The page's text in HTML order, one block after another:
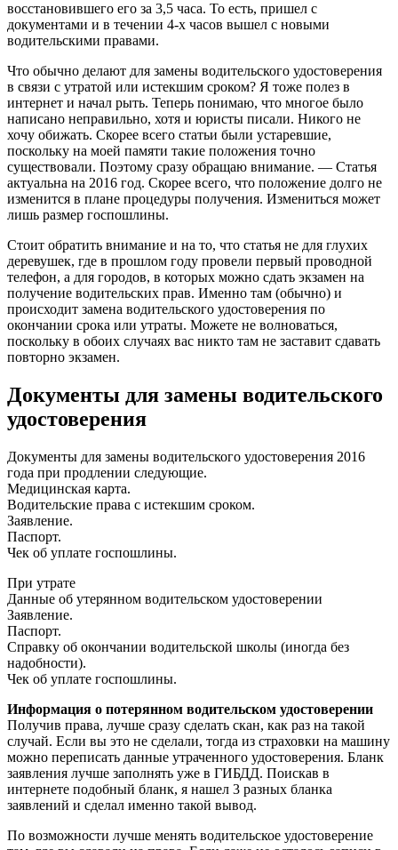
восстановившего его за 3,5 часа. То есть, пришел с
документами и в течении 4-х часов вышел с новыми
водительскими правами.
Что обычно делают для замены водительского удостоверения
в связи с утратой или истекшим сроком? Я тоже полез в
интернет и начал рыть. Теперь понимаю, что многое было
написано неправильно, хотя и юристы писали. Никого не
хочу обижать. Скорее всего статьи были устаревшие,
поскольку на моей памяти такие положения точно
существовали. Поэтому сразу обращаю внимание. — Статья
актуальна на 2016 год. Скорее всего, что положение долго не
изменится в плане процедуры получения. Измениться может
лишь размер госпошлины.
Стоит обратить внимание и на то, что статья не для глухих
деревушек, где в прошлом году провели первый проводной
телефон, а для городов, в которых можно сдать экзамен на
получение водительских прав. Именно там (обычно) и
происходит замена водительского удостоверения по
окончании срока или утраты. Можете не волноваться,
поскольку в обоих случаях вас никто там не заставит сдавать
повторно экзамен.
Документы для замены водительского
удостоверения
Документы для замены водительского удостоверения 2016
года при продлении следующие.
Медицинская карта.
Водительские права с истекшим сроком.
Заявление.
Паспорт.
Чек об уплате госпошлины.
При утрате
Данные об утерянном водительском удостоверении
Заявление.
Паспорт.
Справку об окончании водительской школы (иногда без
надобности).
Чек об уплате госпошлины.
Информация о потерянном водительском удостоверении
Получив права, лучше сразу сделать скан, как раз на такой
случай. Если вы это не сделали, тогда из страховки на машину
можно переписать данные утраченного удостоверения. Бланк
заявления лучше заполнять уже в ГИБДД. Поискав в
интернете подобный бланк, я нашел 3 разных бланка
заявлений и сделал именно такой вывод.
По возможности лучше менять водительское удостоверение